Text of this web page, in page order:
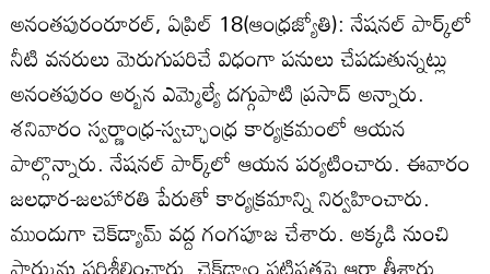
అనంతపురంరూరల్‌, ఏప్రిల్‌ 18(ఆంధ్రజ్యోతి): నేషనల్‌ పార్క్‌లో
నీటి వనరులు మెరుగుపరిచే విధంగా పనులు చేపడుతున్నట్లు
అనంతపురం అర్బన ఎమ్మెల్యే దగ్గుపాటి ప్రసాద్‌ అన్నారు.
శనివారం స్వర్ణాంధ్ర-స్వచ్ఛాంధ్ర కార్యక్రమంలో ఆయన
పాల్గొన్నారు. నేషనల్‌ పార్క్‌లో ఆయన పర్యటించారు. ఈవారం
జలధార-జలహారతి పేరుతో కార్యక్రమాన్ని నిర్వహించారు.
ముందుగా చెక్‌డ్యామ్‌ వద్ద గంగపూజ చేశారు. అక్కడి నుంచి